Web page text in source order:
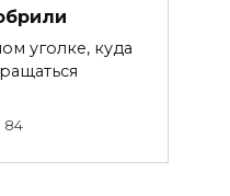
уголке, куда
84